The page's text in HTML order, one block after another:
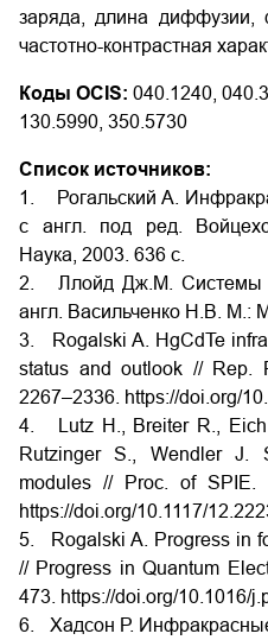
заряда, длина диффузии,
частотно-контрастная
Коды OCIS: 040.1240,
130.5990, 350.5730
Список источников:
1. Рогальский А.
с англ. под ред.
Наука, 2003. 636 с.
2. Ллойд Дж.М. Системы
англ. Васильченко Н.В. М.:
3. Rogalski A. HgCdTe
status and outlook // Rep.
2267–2336. https://doi.org/
4. Lutz H., Breiter R., Eich
Rutzinger S., Wendler J.
modules // Proc. of SPIE.
https://doi.org/10.1117/
5. Rogalski A. Progress in
// Progress in Quantum
473. https://doi.org/10.1016/
6. Хадсон Р.